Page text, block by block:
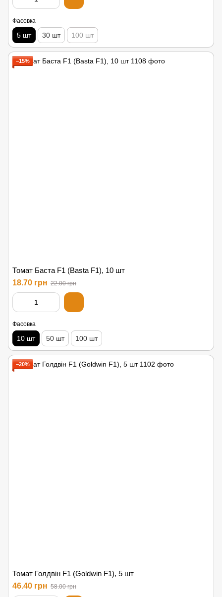
Фасовка
5 шт 30 шт 100 шт
−15%
Томат Баста F1 (Basta F1), 10 шт
18.70 грн 22.00 грн
Фасовка
10 шт 50 шт 100 шт
−20%
Томат Голдвін F1 (Goldwin F1), 5 шт
46.40 грн 58.00 грн